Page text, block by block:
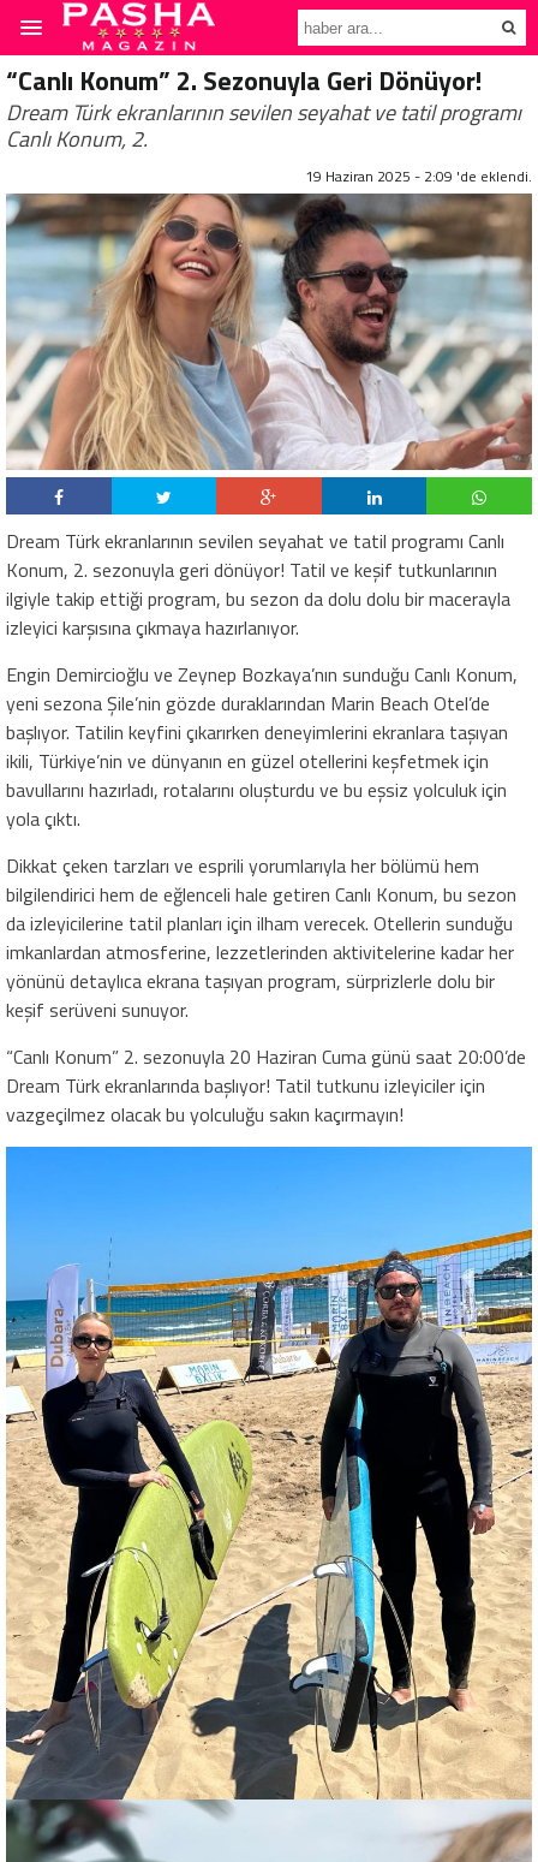
“Canlı Konum” 2. Sezonuyla Geri Dönüyor!
Dream Türk ekranlarının sevilen seyahat ve tatil programı
Canlı Konum, 2.
19 Haziran 2025 - 2:09 'de eklendi.
Dream Türk ekranlarının sevilen seyahat ve tatil programı Canlı
Konum, 2. sezonuyla geri dönüyor! Tatil ve keşif tutkunlarının
ilgiyle takip ettiği program, bu sezon da dolu dolu bir macerayla
izleyici karşısına çıkmaya hazırlanıyor.
Engin Demircioğlu ve Zeynep Bozkaya’nın sunduğu Canlı Konum,
yeni sezona Şile’nin gözde duraklarından Marin Beach Otel’de
başlıyor. Tatilin keyfini çıkarırken deneyimlerini ekranlara taşıyan
ikili, Türkiye’nin ve dünyanın en güzel otellerini keşfetmek için
bavullarını hazırladı, rotalarını oluşturdu ve bu eşsiz yolculuk için
yola çıktı.
Dikkat çeken tarzları ve esprili yorumlarıyla her bölümü hem
bilgilendirici hem de eğlenceli hale getiren Canlı Konum, bu sezon
da izleyicilerine tatil planları için ilham verecek. Otellerin sunduğu
imkanlardan atmosferine, lezzetlerinden aktivitelerine kadar her
yönünü detaylıca ekrana taşıyan program, sürprizlerle dolu bir
keşif serüveni sunuyor.
“Canlı Konum” 2. sezonuyla 20 Haziran Cuma günü saat 20:00’de
Dream Türk ekranlarında başlıyor! Tatil tutkunu izleyiciler için
vazgeçilmez olacak bu yolculuğu sakın kaçırmayın!